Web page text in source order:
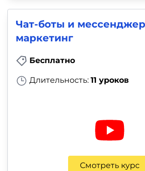
Чат-боты и мессенджер
маркетинг
Бесплатно
Длительность: 11 уроков
Смотреть курс